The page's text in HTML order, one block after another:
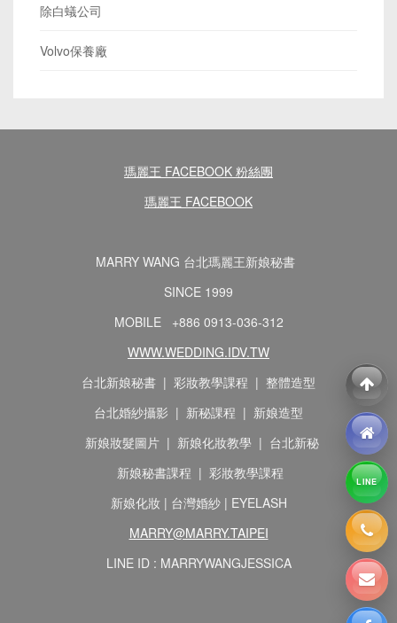
除白蟻公司
Volvo保養廠
瑪麗王 FACEBOOK 粉絲團
瑪麗王 FACEBOOK
MARRY WANG 台北瑪麗王新娘秘書
SINCE 1999
MOBILE +886 0913-036-312
WWW.WEDDING.IDV.TW
台北新娘秘書 | 彩妝教學課程 | 整體造型
台北婚紗攝影 | 新秘課程 | 新娘造型
新娘妝髮圖片 | 新娘化妝教學 | 台北新秘
新娘秘書課程 | 彩妝教學課程
新娘化妝 | 台灣婚紗 | EYELASH
MARRY@MARRY.TAIPEI
LINE ID : MARRYWANGJESSICA
LINE